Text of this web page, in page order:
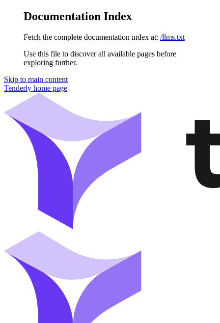
Documentation Index
Fetch the complete documentation index at: /llms.txt
Use this file to discover all available pages before
exploring further.
Skip to main content
Tenderly home page